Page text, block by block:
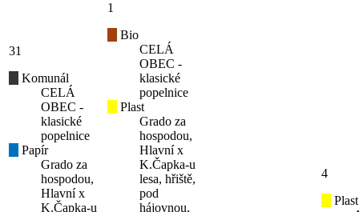
31
Komunál
CELÁ
OBEC -
klasické
popelnice
Papír
Grado za
hospodou,
Hlavní x
K.Čapka-u
1
Bio
CELÁ
OBEC -
klasické
popelnice
Plast
Grado za
hospodou,
Hlavní x
K.Čapka-u
lesa, hřiště,
pod
hájovnou,
4
Plast